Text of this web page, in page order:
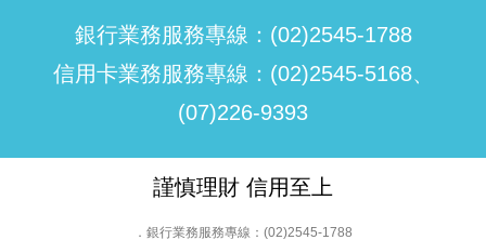
銀行業務服務專線：(02)2545-1788
信用卡業務服務專線：(02)2545-5168、
(07)226-9393
謹慎理財 信用至上
．銀行業務服務專線：(02)2545-1788